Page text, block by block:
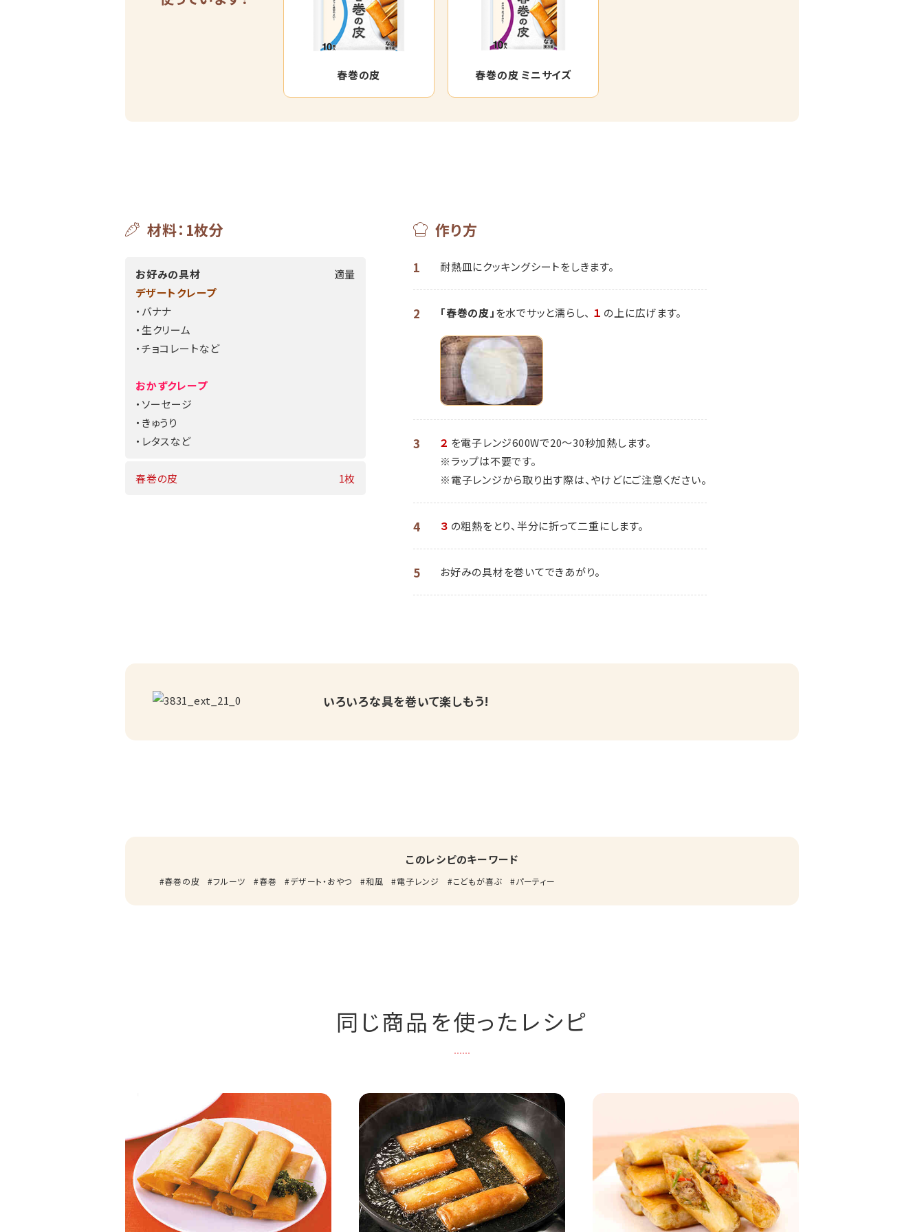
春巻の皮 春巻の皮 ミニサイズ
材料：1枚分
お好みの具材
デザートクレープ
・バナナ
・生クリーム
・チョコレートなど
おかずクレープ
・ソーセージ
・きゅうり
・レタスなど
適量
春巻の皮 1枚
作り方
1 耐熱皿にクッキングシートをしきます。
2 「春巻の皮」を水でサッと濡らし、 １ の上に広げます。
3 ２ を電子レンジ600Wで20～30秒加熱します。
※ラップは不要です。
※電子レンジから取り出す際は、やけどにご注意ください。
4 ３ の粗熱をとり、半分に折って二重にします。
5 お好みの具材を巻いてできあがり。
いろいろな具を巻いて楽しもう!
このレシピのキーワード
春巻の皮 フルーツ 春巻 デザート・おやつ 和風 電子レンジ こどもが喜ぶ パーティー
同じ商品を使ったレシピ